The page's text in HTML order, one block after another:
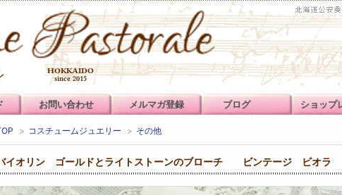
お問い合わせ メルマガ登録 ブログ ショップ
> コスチュームジュエリー > その他
イオリン ゴールドとライトストーンのブローチ ビンテージ ビオラ